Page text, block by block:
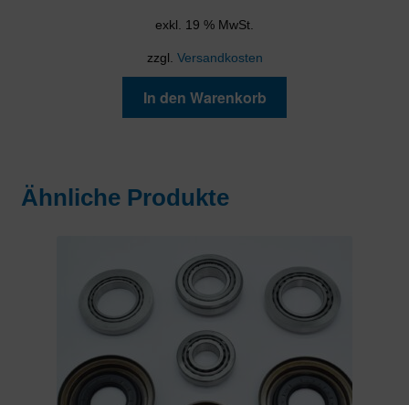
exkl. 19 % MwSt.
zzgl. Versandkosten
In den Warenkorb
Ähnliche Produkte